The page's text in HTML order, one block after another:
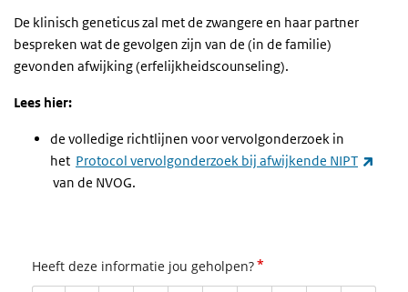
De klinisch geneticus zal met de zwangere en haar partner
bespreken wat de gevolgen zijn van de (in de familie)
gevonden afwijking (erfelijkheidscounseling).
Lees hier:
de volledige richtlijnen voor vervolgonderzoek in
het Protocol vervolgonderzoek bij afwijkende NIPT
(link is external)
van de NVOG.
Heeft deze informatie jou geholpen?*